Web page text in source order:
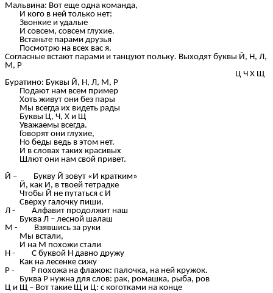
Мальвина: Вот еще одна команда,
И кого в ней только нет:
Звонкие и удалые
И совсем, совсем глухие.
Встаньте парами друзья
Посмотрю на всех вас я.
Согласные встают парами и танцуют польку. Выходят буквы Й, Н, Л,
М, Р
Ц Ч Х Щ
Буратино: Буквы Й, Н, Л, М, Р
Подают нам всем пример
Хоть живут они без пары
Мы всегда их видеть рады
Буквы Ц, Ч, Х и Щ
Уважаемы всегда.
Говорят они глухие,
Но беды ведь в этом нет.
И в словах таких красивых
Шлют они нам свой привет.
Й – Букву Й зовут «И кратким»
Й, как И, в твоей тетрадке
Чтобы Й не путаться с И
Сверху галочку пиши.
Л - Алфавит продолжит наш
Буква Л – лесной шалаш
М - Взявшись за руки
Мы встали,
И на М похожи стали
Н - С буквой Н давно дружу
Как на лесенке сижу
Р - Р похожа на флажок: палочка, на ней кружок.
Буква Р нужна для слов: рак, ромашка, рыба, ров
Ц и Щ – Вот такие Щ и Ц: с коготками на конце